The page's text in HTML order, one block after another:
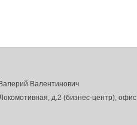
Валентинович
д.2 (бизнес-центр),